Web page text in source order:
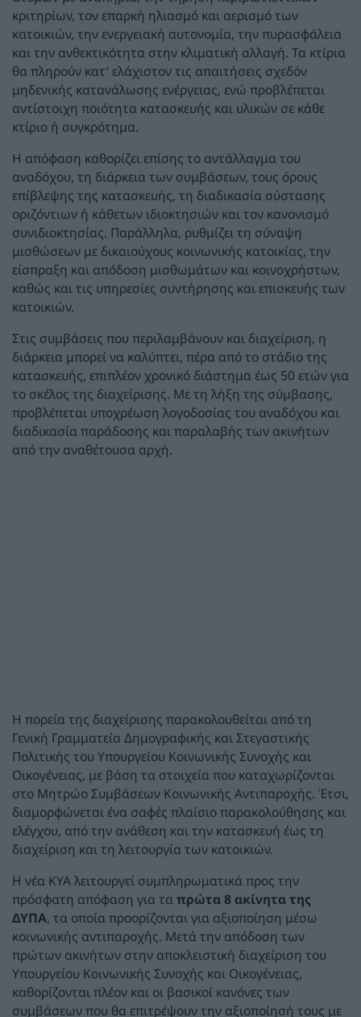
κριτηρίων, τον επαρκή ηλιασμό και αερισμό των
κατοικιών, την ενεργειακή αυτονομία, την πυρασφάλεια
και την ανθεκτικότητα στην κλιματική αλλαγή. Τα κτίρια
θα πληρούν κατ’ ελάχιστον τις απαιτήσεις σχεδόν
μηδενικής κατανάλωσης ενέργειας, ενώ προβλέπεται
αντίστοιχη ποιότητα κατασκευής και υλικών σε κάθε
κτίριο ή συγκρότημα.
Η απόφαση καθορίζει επίσης το αντάλλαγμα του
αναδόχου, τη διάρκεια των συμβάσεων, τους όρους
επίβλεψης της κατασκευής, τη διαδικασία σύστασης
οριζόντιων ή κάθετων ιδιοκτησιών και τον κανονισμό
συνιδιοκτησίας. Παράλληλα, ρυθμίζει τη σύναψη
μισθώσεων με δικαιούχους κοινωνικής κατοικίας, την
είσπραξη και απόδοση μισθωμάτων και κοινοχρήστων,
καθώς και τις υπηρεσίες συντήρησης και επισκευής των
κατοικιών.
Στις συμβάσεις που περιλαμβάνουν και διαχείριση, η
διάρκεια μπορεί να καλύπτει, πέρα από το στάδιο της
κατασκευής, επιπλέον χρονικό διάστημα έως 50 ετών για
το σκέλος της διαχείρισης. Με τη λήξη της σύμβασης,
προβλέπεται υποχρέωση λογοδοσίας του αναδόχου και
διαδικασία παράδοσης και παραλαβής των ακινήτων
από την αναθέτουσα αρχή.
Η πορεία της διαχείρισης παρακολουθείται από τη
Γενική Γραμματεία Δημογραφικής και Στεγαστικής
Πολιτικής του Υπουργείου Κοινωνικής Συνοχής και
Οικογένειας, με βάση τα στοιχεία που καταχωρίζονται
στο Μητρώο Συμβάσεων Κοινωνικής Αντιπαροχής. Έτσι,
διαμορφώνεται ένα σαφές πλαίσιο παρακολούθησης και
ελέγχου, από την ανάθεση και την κατασκευή έως τη
διαχείριση και τη λειτουργία των κατοικιών.
Η νέα ΚΥΑ λειτουργεί συμπληρωματικά προς την
πρόσφατη απόφαση για ταπρώτα 8 ακίνητα της
ΔΥΠΑ, τα οποία προορίζονται για αξιοποίηση μέσω
κοινωνικής αντιπαροχής. Μετά την απόδοση των
πρώτων ακινήτων στην αποκλειστική διαχείριση του
Υπουργείου Κοινωνικής Συνοχής και Οικογένειας,
καθορίζονται πλέον και οι βασικοί κανόνες των
συμβάσεων που θα επιτρέψουν την αξιοποίησή τους με